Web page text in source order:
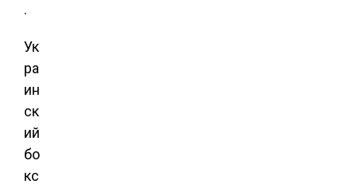
.
Ук
ра
ин
ск
ий
бо
кс